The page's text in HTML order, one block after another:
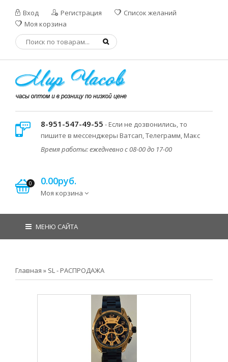
Вход Регистрация
Список желаний
Моя корзина
8-951-547-49-55 - Если не дозвонились, то
пишите в мессенджеры Ватсап, Телеграмм, Макс
Время работы: ежедневно с 08-00 до 17-00
0 0.00руб.
Моя корзина
МЕНЮ САЙТА
Главная » SL - РАСПРОДАЖА